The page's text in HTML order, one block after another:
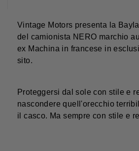
Vintage Motors presenta la
del camionista NERO marchio
ex Machina in francese in
sito.
Proteggersi dal sole con stile e
nascondere quell'orecchio
il casco. Ma sempre con stile e